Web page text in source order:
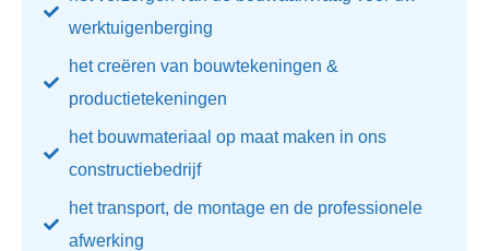
werktuigenberging
het creëren van bouwtekeningen &
productietekeningen
het bouwmateriaal op maat maken in ons
constructiebedrijf
het transport, de montage en de professionele
afwerking